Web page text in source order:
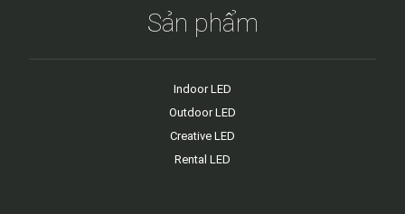
Sản phẩm
Indoor LED
Outdoor LED
Creative LED
Rental LED